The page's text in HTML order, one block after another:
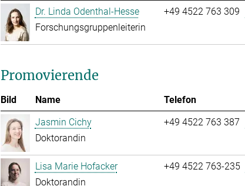
Dr. Linda Odenthal-Hesse
Forschungsgruppenleiterin
+49 4522 763 309
Promovierende
Bild Name Telefon
Jasmin Cichy
Doktorandin
+49 4522 763 387
Lisa Marie Hofacker
Doktorandin
+49 4522 763-235